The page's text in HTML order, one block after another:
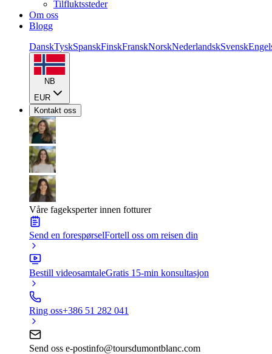
Tilfluktssteder
Om oss
Blogg
DanskTyskSpanskFinskFranskNorskNederlandskSvensk
NB
EUR
Kontakt oss
Våre fageksperter innen fotturer
Send en forespørselFortell oss om reisen din
Bestill videosamtaleGratis 15-min konsultasjon
Ring oss+386 51 282 041
Send oss e-postinfo@toursdumontblanc.com